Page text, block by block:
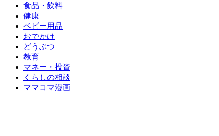
食品・飲料
健康
ベビー用品
おでかけ
どうぶつ
教育
マネー・投資
くらしの相談
ママコマ漫画